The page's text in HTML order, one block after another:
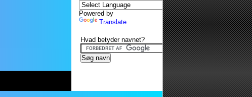
Powered by
Translate
Hvad betyder navnet?